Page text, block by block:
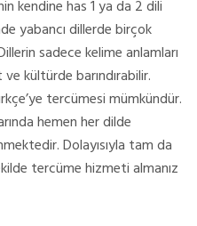
kendine has 1 ya da 2 dili
yabancı dillerde birçok
sadece kelime anlamları
kültürde barındırabilir.
tercümesi mümkündür.
hemen her dilde
Dolayısıyla tam da
tercüme hizmeti almanız